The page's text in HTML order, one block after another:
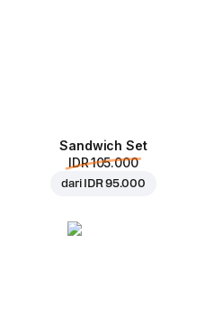
Sandwich Set
IDR 105.000
dari IDR 95.000